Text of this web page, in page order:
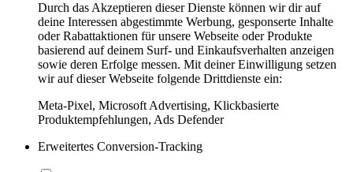
Durch das Akzeptieren dieser Dienste können wir dir auf
deine Interessen abgestimmte Werbung, gesponserte Inhalte
oder Rabattaktionen für unsere Webseite oder Produkte
basierend auf deinem Surf- und Einkaufsverhalten anzeigen
sowie deren Erfolge messen. Mit deiner Einwilligung setzen
wir auf dieser Webseite folgende Drittdienste ein:
Meta-Pixel, Microsoft Advertising, Klickbasierte
Produktempfehlungen, Ads Defender
Erweitertes Conversion-Tracking